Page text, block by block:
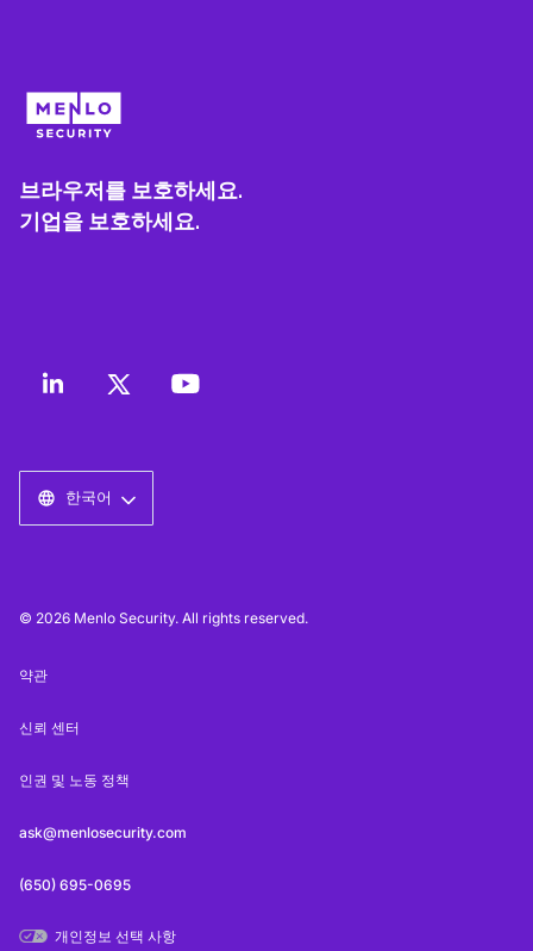
브라우저를 보호하세요.
기업을 보호하세요.
한국어
© 2026 Menlo Security. All rights reserved.
약관
신뢰 센터
인권 및 노동 정책
ask@menlosecurity.com
(650) 695-0695
개인정보 선택 사항